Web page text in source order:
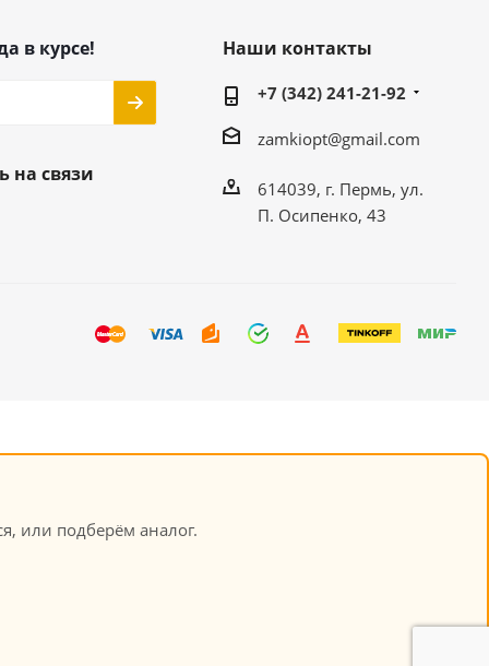
в курсе!
на связи
Наши контакты
+7 (342) 241-21-92
zamkiopt@gmail.com
614039, г. Пермь, ул.
П. Осипенко, 43
или подберём аналог.